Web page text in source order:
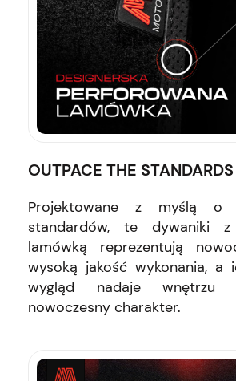
OUTPACE THE STANDARDS
Projektowane z myślą o
standardów, te dywaniki z
lamówką reprezentują
wysoką jakość wykonania, a
wygląd nadaje wnętrzu
nowoczesny charakter.